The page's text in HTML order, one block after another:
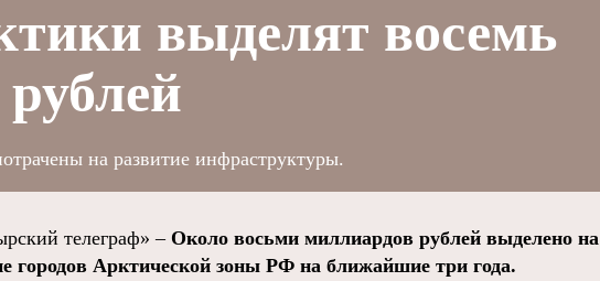
выделят восемь
на развитие инфраструктуры.
телеграф» – Около восьми миллиардов рублей выделено на
городов Арктической зоны РФ на ближайшие три года.